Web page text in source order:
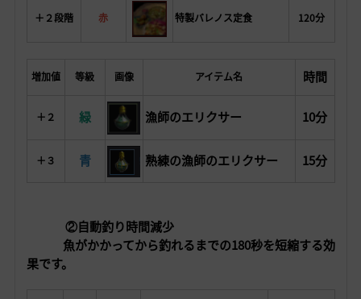
＋２段階 赤 特製バレノス定食 120分
増加値 等級 画像 アイテム名 時間
＋２ 緑 漁師のエリクサー 10分
＋３ 青 熟練の漁師のエリクサー 15分
②自動釣り時間減少
魚がかかってから釣れるまでの180秒を短縮する効
果です。